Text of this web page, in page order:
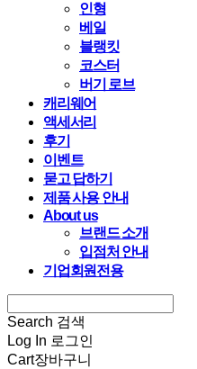
인형
베일
블랭킷
코스터
버기 로브
캐리웨어
액세서리
후기
이벤트
묻고 답하기
제품 사용 안내
About us
브랜드 소개
입점처 안내
기업회원전용
Search 검색
Log In 로그인
Cart장바구니